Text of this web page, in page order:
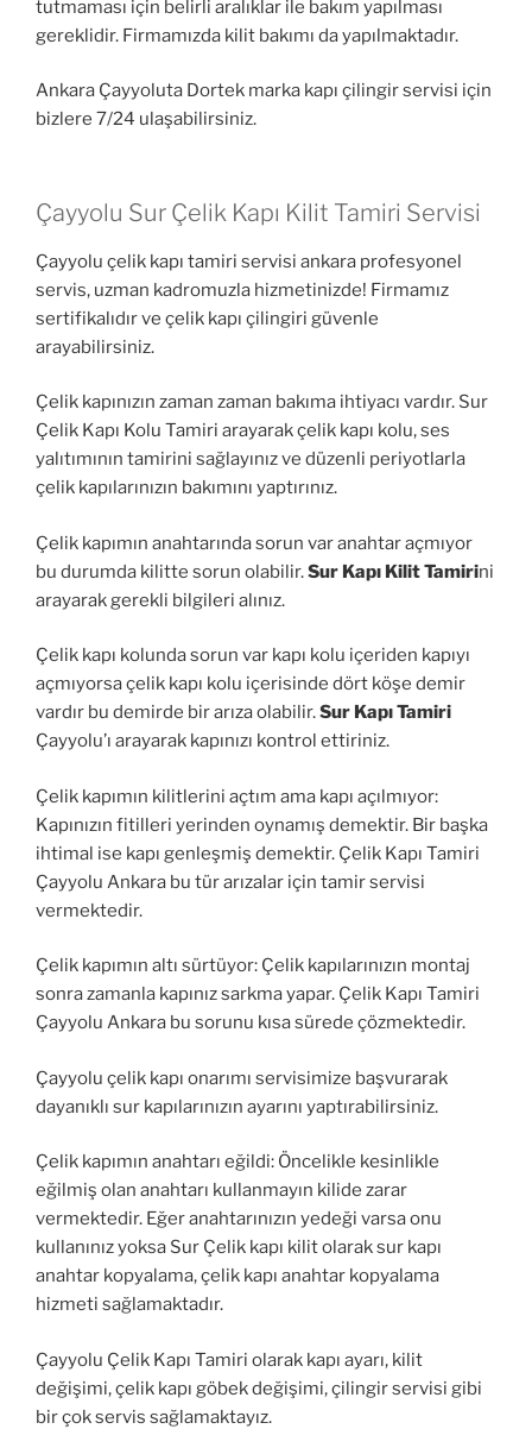
tutmaması için belirli aralıklar ile bakım yapılması
gereklidir. Firmamızda kilit bakımı da yapılmaktadır.
Ankara Çayyoluta Dortek marka kapı çilingir servisi için
bizlere 7/24 ulaşabilirsiniz.
Çayyolu Sur Çelik Kapı Kilit Tamiri Servisi
Çayyolu çelik kapı tamiri servisi ankara profesyonel
servis, uzman kadromuzla hizmetinizde! Firmamız
sertifikalıdır ve çelik kapı çilingiri güvenle
arayabilirsiniz.
Çelik kapınızın zaman zaman bakıma ihtiyacı vardır. Sur
Çelik Kapı Kolu Tamiri arayarak çelik kapı kolu, ses
yalıtımının tamirini sağlayınız ve düzenli periyotlarla
çelik kapılarınızın bakımını yaptırınız.
Çelik kapımın anahtarında sorun var anahtar açmıyor
bu durumda kilitte sorun olabilir.Sur Kapı Kilit Tamirini
arayarak gerekli bilgileri alınız.
Çelik kapı kolunda sorun var kapı kolu içeriden kapıyı
açmıyorsa çelik kapı kolu içerisinde dört köşe demir
vardır bu demirde bir arıza olabilir.Sur Kapı Tamiri
Çayyolu’ı arayarak kapınızı kontrol ettiriniz.
Çelik kapımın kilitlerini açtım ama kapı açılmıyor:
Kapınızın fitilleri yerinden oynamış demektir. Bir başka
ihtimal ise kapı genleşmiş demektir. Çelik Kapı Tamiri
Çayyolu Ankara bu tür arızalar için tamir servisi
vermektedir.
Çelik kapımın altı sürtüyor: Çelik kapılarınızın montaj
sonra zamanla kapınız sarkma yapar. Çelik Kapı Tamiri
Çayyolu Ankara bu sorunu kısa sürede çözmektedir.
Çayyolu çelik kapı onarımı servisimize başvurarak
dayanıklı sur kapılarınızın ayarını yaptırabilirsiniz.
Çelik kapımın anahtarı eğildi: Öncelikle kesinlikle
eğilmiş olan anahtarı kullanmayın kilide zarar
vermektedir. Eğer anahtarınızın yedeği varsa onu
kullanınız yoksa Sur Çelik kapı kilit olarak sur kapı
anahtar kopyalama, çelik kapı anahtar kopyalama
hizmeti sağlamaktadır.
Çayyolu Çelik Kapı Tamiri olarak kapı ayarı, kilit
değişimi, çelik kapı göbek değişimi, çilingir servisi gibi
bir çok servis sağlamaktayız.